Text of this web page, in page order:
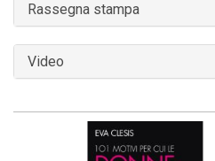
Rassegna stampa
Video